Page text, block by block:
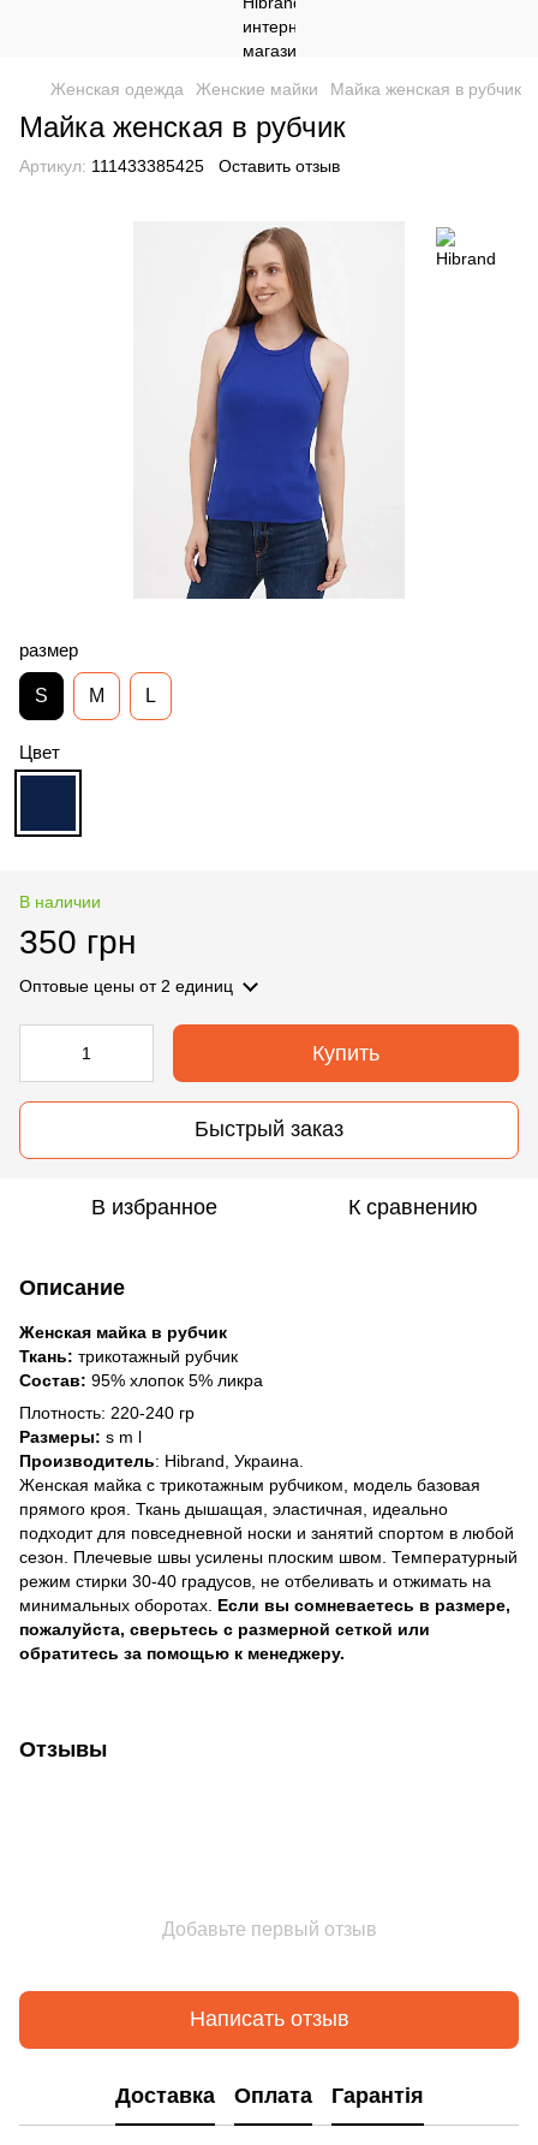
Женская одежда Женские майки Майка женская в рубчик
Майка женская в рубчик
Артикул: 111433385425 Оставить отзыв
размер
S M L
Цвет
В наличии
350 грн
Оптовые цены от 2 единиц
Купить
Быстрый заказ
В избранное К сравнению
Описание
Женская майка в рубчик
Ткань: трикотажный рубчик
Состав: 95% хлопок 5% ликра
Плотность: 220-240 гр
Размеры: s m l
Производитель: Hibrand, Украина.
Женская майка с трикотажным рубчиком, модель базовая
прямого кроя. Ткань дышащая, эластичная, идеально
подходит для повседневной носки и занятий спортом в любой
сезон. Плечевые швы усилены плоским швом. Температурный
режим стирки 30-40 градусов, не отбеливать и отжимать на
минимальных оборотах. Если вы сомневаетесь в размере,
пожалуйста, сверьтесь с размерной сеткой или
обратитесь за помощью к менеджеру.
Отзывы
Добавьте первый отзыв
Написать отзыв
Доставка Оплата Гарантія